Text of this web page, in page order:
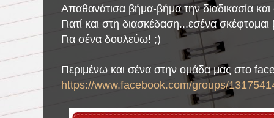
Απαθανάτισα βήμα-βήμα την διαδικασία
Γιατί και στη διασκέδαση...εσένα σκέφτομαι
Για σένα δουλεύω! ;)
Περιμένω και σένα στην ομάδα μας στο
https://www.facebook.com/groups/